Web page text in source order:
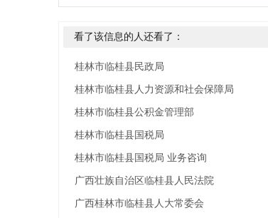
看了该信息的人还看了：
桂林市临桂县民政局
桂林市临桂县人力资源和社会保障局
桂林市临桂县公积金管理部
桂林市临桂县国税局
桂林市临桂县国税局 业务咨询
广西壮族自治区临桂县人民法院
广西桂林市临桂县人大常委会